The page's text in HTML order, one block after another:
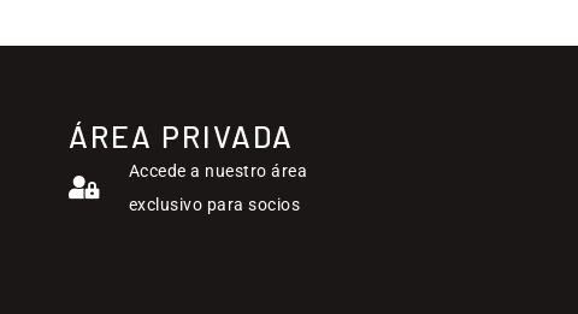
ÁREA PRIVADA
Accede a nuestro área
exclusivo para socios